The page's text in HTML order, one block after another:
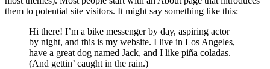
them to potential site visitors. It might say something like this:
Hi there! I’m a bike messenger by day, aspiring actor
by night, and this is my website. I live in Los Angeles,
have a great dog named Jack, and I like piña coladas.
(And gettin’ caught in the rain.)